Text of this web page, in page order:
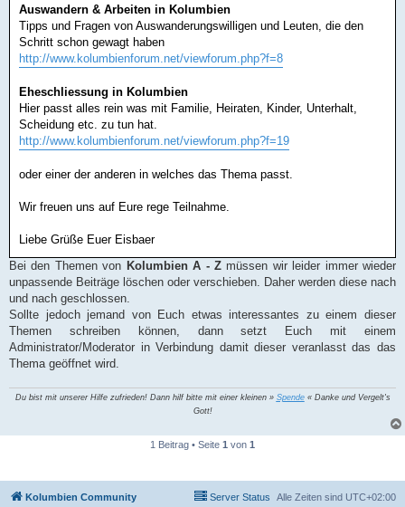
Auswandern & Arbeiten in Kolumbien
Tipps und Fragen von Auswanderungswilligen und Leuten, die den
Schritt schon gewagt haben
http://www.kolumbienforum.net/viewforum.php?f=8
Eheschliessung in Kolumbien
Hier passt alles rein was mit Familie, Heiraten, Kinder, Unterhalt,
Scheidung etc. zu tun hat.
http://www.kolumbienforum.net/viewforum.php?f=19
oder einer der anderen in welches das Thema passt.
Wir freuen uns auf Eure rege Teilnahme.
Liebe Grüße Euer Eisbaer
Bei den Themen von Kolumbien A - Zmüssen wir leider immer wieder
unpassende Beiträge löschen oder verschieben. Daher werden diese nach
und nach geschlossen.
Sollte jedoch jemand von Euch etwas interessantes zu einem dieser
Themen schreiben können, dann setzt Euch mit einem
Administrator/Moderator in Verbindung damit dieser veranlasst das das
Thema geöffnet wird.
Du bist mit unserer Hilfe zufrieden! Dann hilf bitte mit einer kleinen » Spende« Danke und Vergelt's
Gott!
1 Beitrag • Seite 1 von 1
Kolumbien Community Alle Zeiten sind UTC+02:00
Server Status